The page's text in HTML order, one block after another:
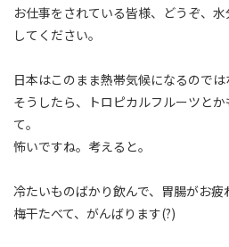
お仕事をされている皆様、どうぞ、
してください。
日本はこのまま熱帯気候になるのでは
そうしたら、トロピカルフルーツと
て。
怖いですね。考えると。
冷たいものばかり飲んで、胃腸がお疲
梅干たべて、がんばります(?)